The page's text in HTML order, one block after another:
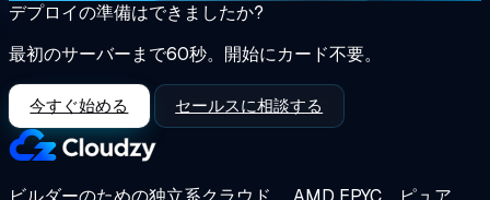
デプロイの準備はできましたか?
最初のサーバーまで60秒。開始にカード不要。
今すぐ始める セールスに相談する